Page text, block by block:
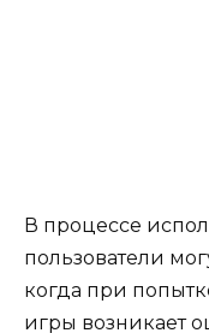
В процессе
пользователи
когда при
игры возникает